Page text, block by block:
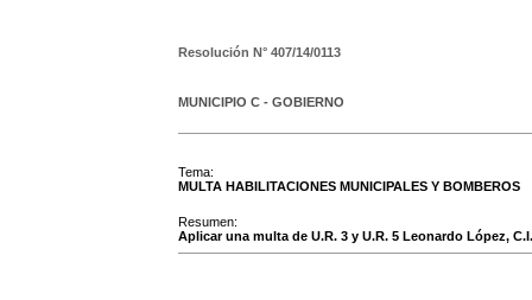
Resolución N° 407/14/0113
MUNICIPIO C - GOBIERNO
Tema:
MULTA HABILITACIONES MUNICIPALES Y BOMBEROS
Resumen:
Aplicar una multa de U.R. 3 y U.R. 5 Leonardo López,